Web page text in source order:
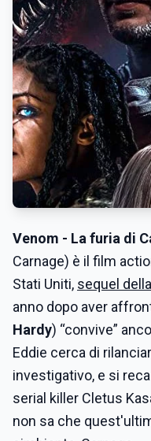
Venom - La furia di
Carnage) è il film
Stati Uniti, sequel
anno dopo aver
Hardy) “convive”
Eddie cerca di
investigativo, e si
serial killer Cletus
non sa che